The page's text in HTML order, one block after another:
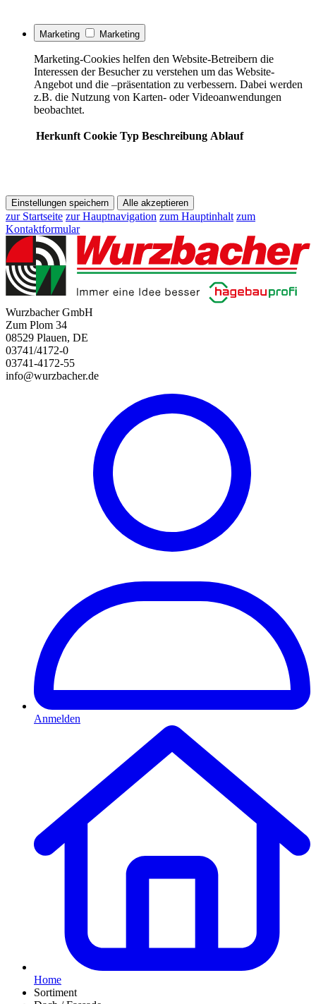
Marketing Marketing
Marketing-Cookies helfen den Website-Betreibern die
Interessen der Besucher zu verstehen um das Website-
Angebot und die –präsentation zu verbessern. Dabei werden
z.B. die Nutzung von Karten- oder Videoanwendungen
beobachtet.
Herkunft Cookie Typ Beschreibung Ablauf
Einstellungen speichern Alle akzeptieren
zur Startseite zur Hauptnavigation zum Hauptinhalt zum
Kontaktformular
Wurzbacher GmbH
Zum Plom 34
08529 Plauen, DE
03741/4172-0
03741-4172-55
info@wurzbacher.de
Anmelden
Home
Sortiment